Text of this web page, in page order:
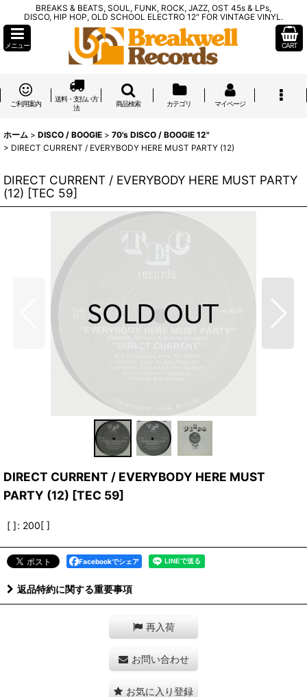
BREAKS & BEATS, SOUL, FUNK, ROCK, JAZZ, OST 45s & LPs,
DISCO, HIP HOP, OLD SCHOOL ELECTRO 12" FOR VINTAGE VINYL.
メニュー CART
ご利用案内
送料・支払い方
法
商品検索 カテゴリ マイページ
ホーム > DISCO / BOOGIE > 70's DISCO / BOOGIE 12"
> DIRECT CURRENT / EVERYBODY HERE MUST PARTY (12)
DIRECT CURRENT / EVERYBODY HERE MUST PARTY
(12) [TEC 59]
DIRECT CURRENT / EVERYBODY HERE MUST
PARTY (12) [TEC 59]
[ ]: 200[ ]
Facebookでシェア
返品特約に関する重要事項
再入荷
お問い合わせ
お気に入り登録